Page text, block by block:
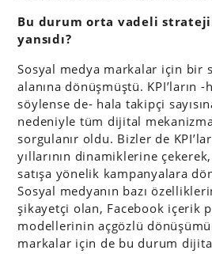
Bu durum orta vadeli
yansıdı?
Sosyal medya markalar için bir
alanına dönüşmüştü. KPI’ların
söylense de- hala takipçi
nedeniyle tüm dijital
sorgulanır oldu. Bizler de
yıllarının dinamiklerine
satışa yönelik kampanyalara
Sosyal medyanın bazı
şikayetçi olan, Facebook içerik
modellerinin açgözlü
markalar için de bu durum